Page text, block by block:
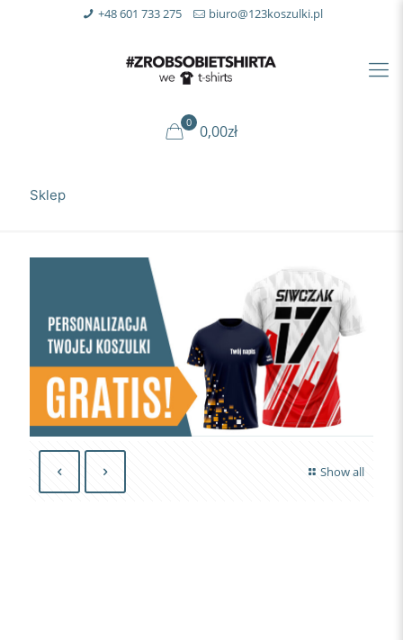
+48 601 733 275 biuro@123koszulki.pl
0 0,00zł
Sklep
Show all